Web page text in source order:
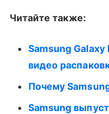
Читайте также:
Samsung Galaxy
видео
Почему
Samsung